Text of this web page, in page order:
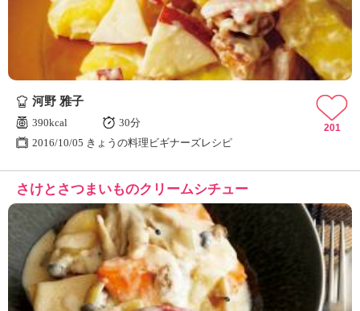
河野 雅子
390kcal
30分
2016/10/05 きょうの料理ビギナーズレシピ
201
さけとさつまいものクリームシチュー